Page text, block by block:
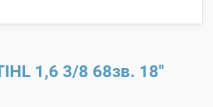
1,6 3/8 68зв. 18″